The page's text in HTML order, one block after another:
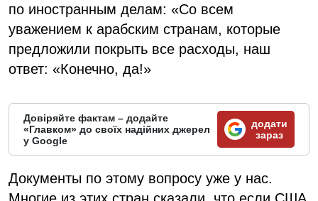
по иностранным делам: «Со всем
уважением к арабским странам, которые
предложили покрыть все расходы, наш
ответ: «Конечно, да!»
Довіряйте фактам – додайте
«Главком» до своїх надійних джерел
у Google
додати
зараз
Документы по этому вопросу уже у нас.